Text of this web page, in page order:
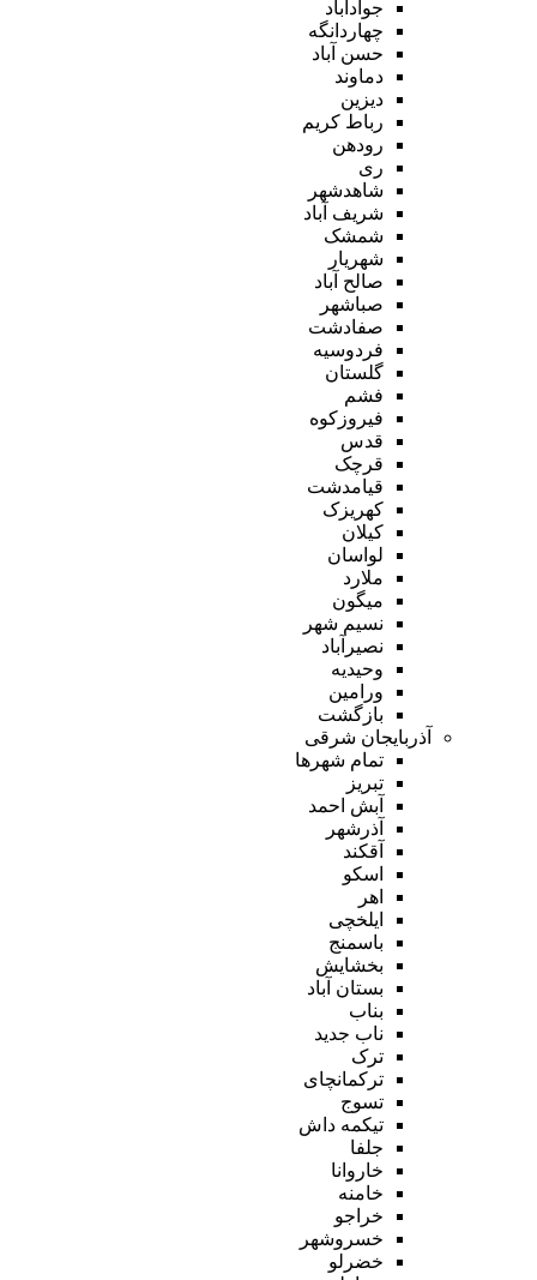
جوادآباد
چهاردانگه
حسن آباد
دماوند
دیزین
رباط کریم
رودهن
ری
شاهدشهر
شریف آباد
شمشک
شهریار
صالح آباد
صباشهر
صفادشت
فردوسیه
گلستان
فشم
فیروزکوه
قدس
قرچک
قیامدشت
کهریزک
کیلان
لواسان
ملارد
میگون
نسیم شهر
نصیرآباد
وحیدیه
ورامین
بازگشت
آذربایجان شرقی
تمام شهر‌ها
تبریز
آبش احمد
آذرشهر
آقکند
اسکو
اهر
ایلخچی
باسمنج
بخشایش
بستان آباد
بناب
ناب جدید
ترک
ترکمانچای
تسوج
تیکمه داش
جلفا
خاروانا
خامنه
خراجو
خسروشهر
خضرلو